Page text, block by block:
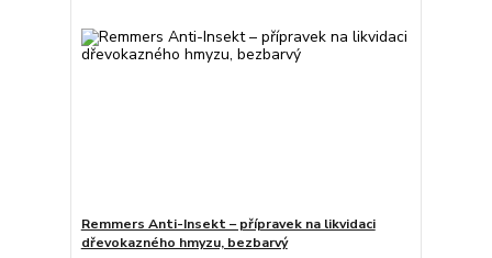
Remmers Anti-Insekt – přípravek na likvidaci
dřevokazného hmyzu, bezbarvý